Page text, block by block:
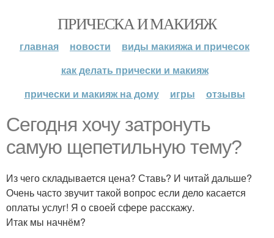
ПРИЧЕСКА И МАКИЯЖ
главная новости
виды макияжа и причесок
как делать прически и макияж
прически и макияж на дому
игры отзывы
Сегодня хочу затронуть
самую щепетильную тему?
Из чего складывается цена? Ставь? И читай дальше?
Очень часто звучит такой вопрос если дело касается
оплаты услуг! Я о своей сфере расскажу.
Итак мы начнём?